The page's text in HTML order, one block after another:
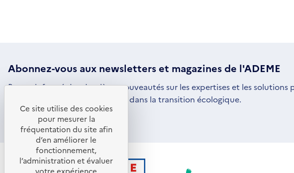
Abonnez-vous aux newsletterset magazines de l'ADEME
Restez informé des dernières nouveautés sur les expertises et les solutions
par l'ADEME pour vous engager dans la transition écologique.
S'ABONNER
S'OUVRE
DANS
UNE
NOUVELLE
FENÊTRE
Ce site utilise des cookies
pour mesurer la
fréquentation du site afin
d’en améliorer le
fonctionnement,
l’administration et évaluer
votre expérience